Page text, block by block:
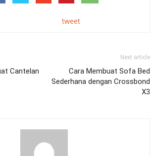
tweet
Cantelan
Next article
Cara Membuat Sofa Bed
Sederhana dengan Crossbond
X3